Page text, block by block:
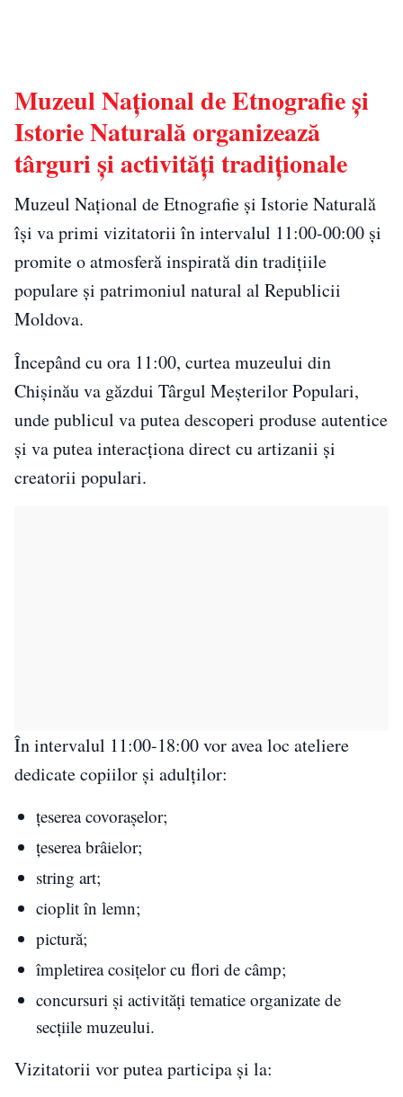
Muzeul Național de Etnografie și
Istorie Naturală organizează
târguri și activități tradiționale
Muzeul Național de Etnografie și Istorie Naturală
își va primi vizitatorii în intervalul 11:00-00:00 și
promite o atmosferă inspirată din tradițiile
populare și patrimoniul natural al Republicii
Moldova.
Începând cu ora 11:00, curtea muzeului din
Chișinău va găzdui Târgul Meșterilor Populari,
unde publicul va putea descoperi produse autentice
și va putea interacționa direct cu artizanii și
creatorii populari.
În intervalul 11:00-18:00 vor avea loc ateliere
dedicate copiilor și adulților:
țeserea covorașelor;
țeserea brâielor;
string art;
cioplit în lemn;
pictură;
împletirea cosițelor cu flori de câmp;
concursuri și activități tematice organizate de
secțiile muzeului.
Vizitatorii vor putea participa și la: